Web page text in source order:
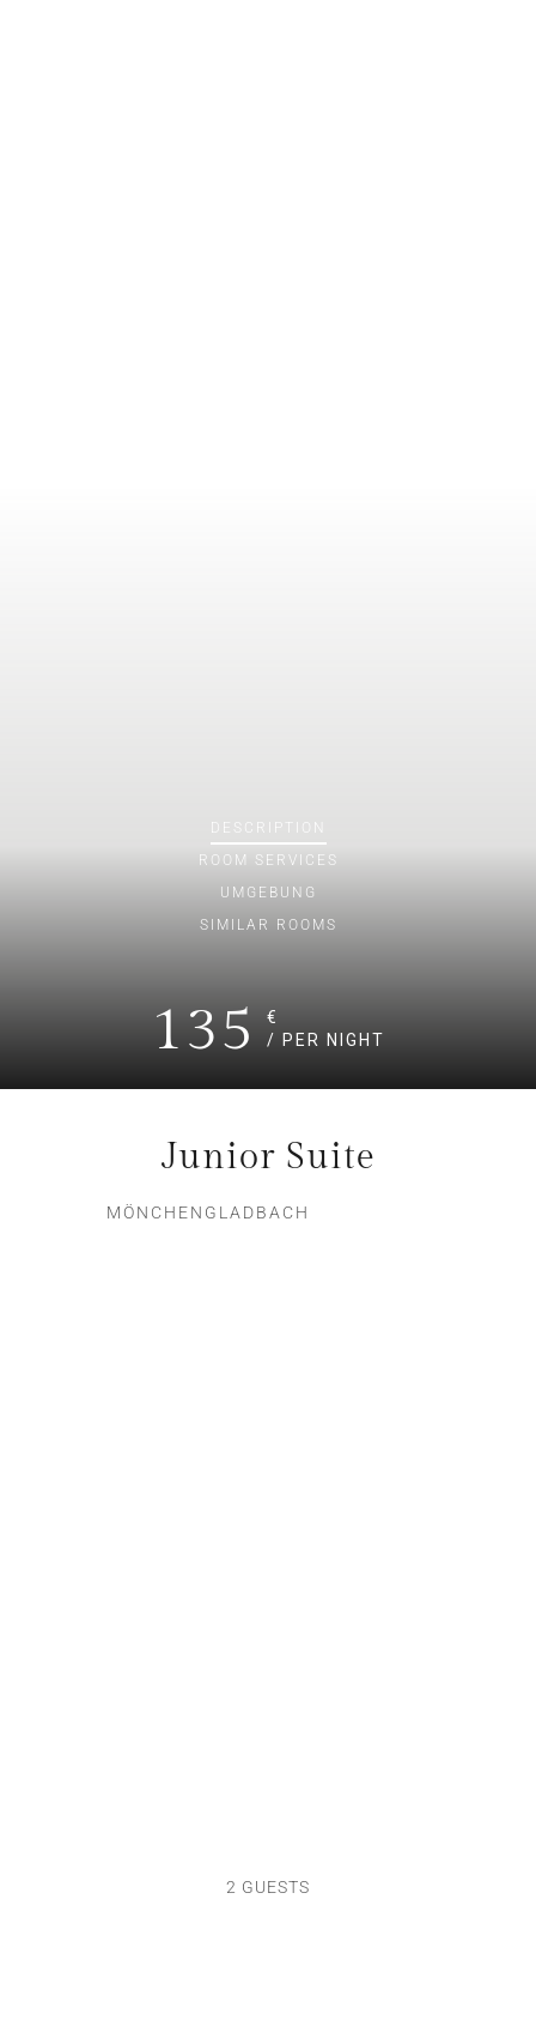
DESCRIPTION
ROOM
SERVICES
UMGEBUNG
SIMILAR ROOMS
135
€
/ PER NIGHT
Junior Suite
MÖNCHENGLADBACH
2 GUESTS